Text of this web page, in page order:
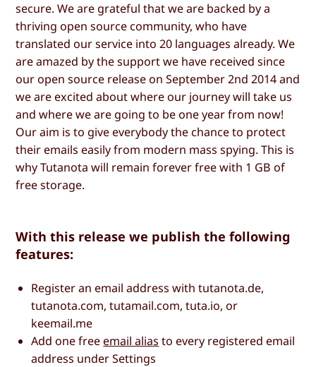
secure. We are grateful that we are backed by a
thriving open source community, who have
translated our service into 20 languages already. We
are amazed by the support we have received since
our open source release on September 2nd 2014 and
we are excited about where our journey will take us
and where we are going to be one year from now!
Our aim is to give everybody the chance to protect
their emails easily from modern mass spying. This is
why Tutanota will remain forever free with 1 GB of
free storage.
With this release we publish the following
features:
Register an email address with tutanota.de,
tutanota.com, tutamail.com, tuta.io, or
keemail.me
Add one free email alias to every registered email
address under Settings